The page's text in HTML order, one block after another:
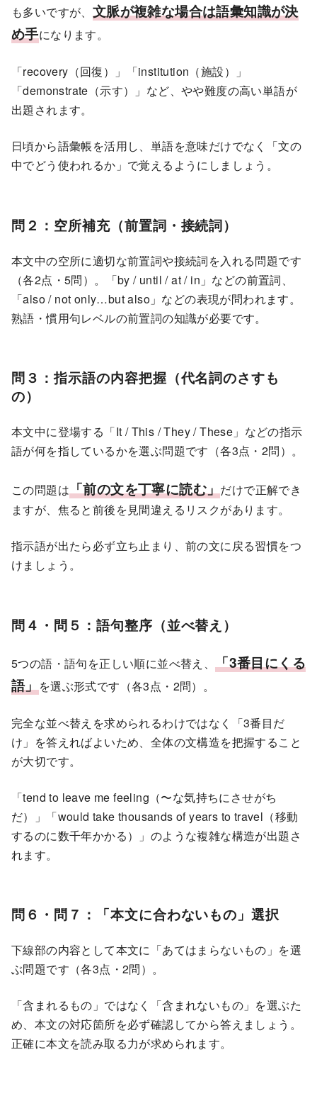
も多いですが、 文脈が複雑な場合は語彙知識が決
め手になります。
「recovery（回復）」「institution（施設）」
「demonstrate（示す）」など、やや難度の高い単語が
出題されます。
日頃から語彙帳を活用し、単語を意味だけでなく「文の
中でどう使われるか」で覚えるようにしましょう。
問２：空所補充（前置詞・接続詞）
本文中の空所に適切な前置詞や接続詞を入れる問題です
（各2点・5問）。「by / until / at / in」などの前置詞、
「also / not only…but also」などの表現が問われます。
熟語・慣用句レベルの前置詞の知識が必要です。
問３：指示語の内容把握（代名詞のさすも
の）
本文中に登場する「It / This / They / These」などの指示
語が何を指しているかを選ぶ問題です（各3点・2問）。
この問題は「前の文を丁寧に読む」だけで正解でき
ますが、焦ると前後を見間違えるリスクがあります。
指示語が出たら必ず立ち止まり、前の文に戻る習慣をつ
けましょう。
問４・問５：語句整序（並べ替え）
5つの語・語句を正しい順に並べ替え、「3番目にくる
語」を選ぶ形式です（各3点・2問）。
完全な並べ替えを求められるわけではなく「3番目だ
け」を答えればよいため、全体の文構造を把握すること
が大切です。
「tend to leave me feeling（〜な気持ちにさせがち
だ）」「would take thousands of years to travel（移動
するのに数千年かかる）」のような複雑な構造が出題さ
れます。
問６・問７：「本文に合わないもの」選択
下線部の内容として本文に「あてはまらないもの」を選
ぶ問題です（各3点・2問）。
「含まれるもの」ではなく「含まれないもの」を選ぶた
め、本文の対応箇所を必ず確認してから答えましょう。
正確に本文を読み取る力が求められます。